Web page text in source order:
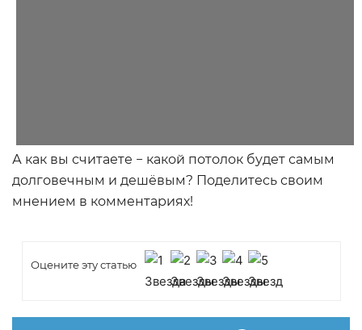
А как вы считаете − какой потолок будет самым
долговечным и дешёвым? Поделитесь своим
мнением в комментариях!
Оцените эту статью